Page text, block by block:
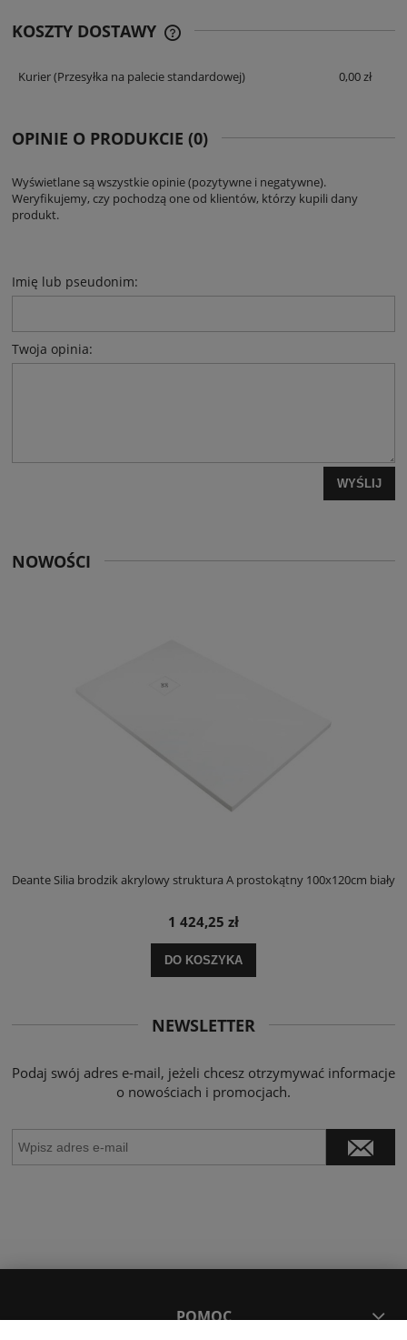
KOSZTY DOSTAWY
Kurier(Przesyłka na palecie standardowej) 0,00 zł
OPINIE O PRODUKCIE (0)
Wyświetlane są wszystkie opinie (pozytywne i negatywne).
Weryfikujemy, czy pochodzą one od klientów, którzy kupili dany
produkt.
Imię lub pseudonim:
Twoja opinia:
WYŚLIJ
NOWOŚCI
Deante Silia brodzik akrylowy struktura A prostokątny 100x120cm biały
1 424,25 zł
DO KOSZYKA
NEWSLETTER
Podaj swój adres e-mail, jeżeli chcesz otrzymywać informacje
o nowościach i promocjach.
POMOC